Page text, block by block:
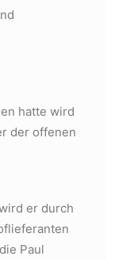
hatte wird
der offenen
er durch
Paul